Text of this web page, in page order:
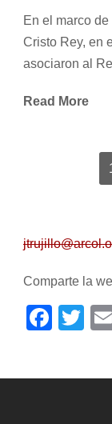
En el marco
Cristo Rey, en
asociaron al
Read More
Comparte la